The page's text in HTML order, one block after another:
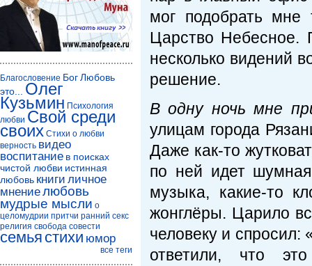
мог подобрать
Царство Небесное.
несколько видений
решение.
В одну ночь мне
улицам города
Даже как-то
по ней идет
музыка, какие-то
жонглёры. Царило
человеку и спросил:
ответили, что
Благословение БогЛюбовь
это...
Олег
Кузьмин Психология
любви Свой среди
своих Стихи о любви
верность видео
воспитание в поисках
чистой любви истинная
любовь книги личное
мнениелюбовь
мудрые мысли о
целомудрии притчи ранний секс
религия свобода совести
семья стихи юмор
все теги